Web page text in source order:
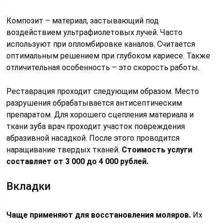
Композит – материал, застывающий под
воздействием ультрафиолетовых лучей. Часто
используют при опломбировке каналов. Считается
оптимальным решением при глубоком кариесе. Также
отличительная особенность – это скорость работы.
Реставрация проходит следующим образом. Место
разрушения обрабатывается антисептическим
препаратом. Для хорошего сцепления материала и
ткани зуба врач проходит участок повреждения
абразивной насадкой. После этого проводится
наращивание твердых тканей. Стоимость услуги
составляет от 3 000 до 4 000 рублей.
Вкладки
Чаще применяют для восстановления моляров. Их